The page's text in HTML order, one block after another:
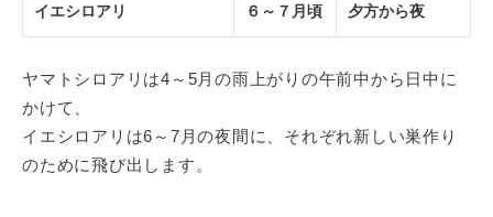
イエシロアリ ６～７月頃 夕方から夜
ヤマトシロアリは4～5月の雨上がりの午前中から日中に
かけて、
イエシロアリは6～7月の夜間に、それぞれ新しい巣作り
のために飛び出します。